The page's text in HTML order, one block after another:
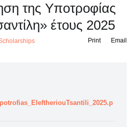
της Υποτροφίας
έτους 2025
Email
Print